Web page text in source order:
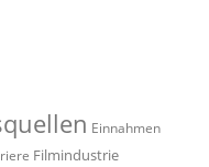
Einnahmen
Filmindustrie